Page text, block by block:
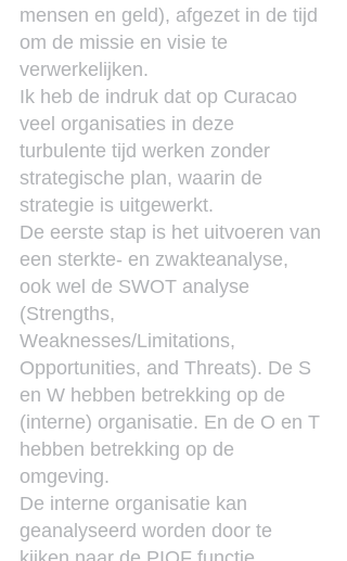
mensen en geld), afgezet in de tijd
om de missie en visie te
verwerkelijken.
Ik heb de indruk dat op Curacao
veel organisaties in deze
turbulente tijd werken zonder
strategische plan, waarin de
strategie is uitgewerkt.
De eerste stap is het uitvoeren van
een sterkte- en zwakteanalyse,
ook wel de SWOT analyse
(Strengths,
Weaknesses/Limitations,
Opportunities, and Threats). De S
en W hebben betrekking op de
(interne) organisatie. En de O en T
hebben betrekking op de
omgeving.
De interne organisatie kan
geanalyseerd worden door te